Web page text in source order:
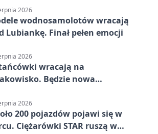
2026
wodnosamolotów wracają
Lubiankę. Finał pełen emocji
2026
wracają na
Będzie nowa
2026
200 pojazdów pojawi się w
Ciężarówki STAR ruszą w